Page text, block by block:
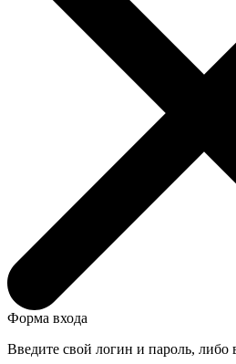
Форма входа
Введите свой логин и пароль, либо